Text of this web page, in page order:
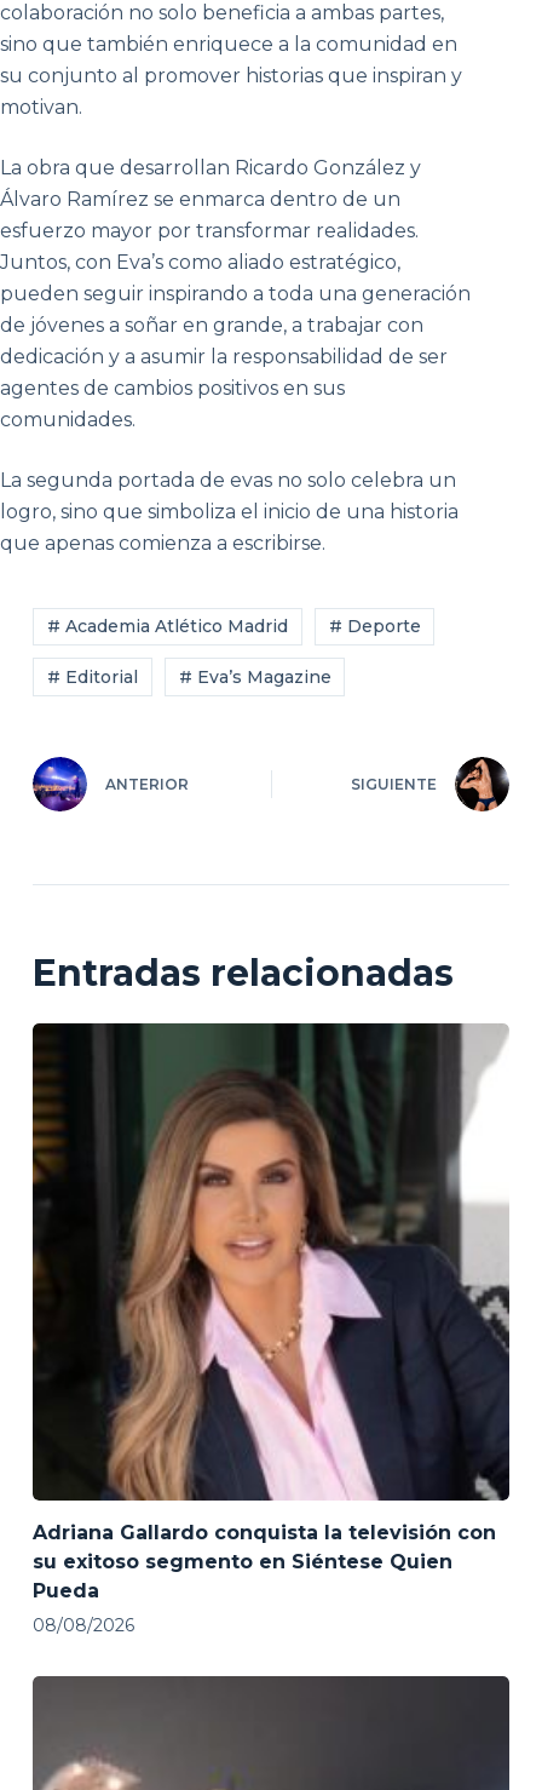
colaboración no solo beneficia a ambas partes,
sino que también enriquece a la comunidad en
su conjunto al promover historias que inspiran y
motivan.
La obra que desarrollan Ricardo González y
Álvaro Ramírez se enmarca dentro de un
esfuerzo mayor por transformar realidades.
Juntos, con Eva’s como aliado estratégico,
pueden seguir inspirando a toda una generación
de jóvenes a soñar en grande, a trabajar con
dedicación y a asumir la responsabilidad de ser
agentes de cambios positivos en sus
comunidades.
La segunda portada de evas no solo celebra un
logro, sino que simboliza el inicio de una historia
que apenas comienza a escribirse.
# Academia Atlético Madrid # Deporte
# Editorial # Eva’s Magazine
ANTERIOR SIGUIENTE
Entradas relacionadas
Adriana Gallardo conquista la televisión con
su exitoso segmento en Siéntese Quien
Pueda
08/08/2026